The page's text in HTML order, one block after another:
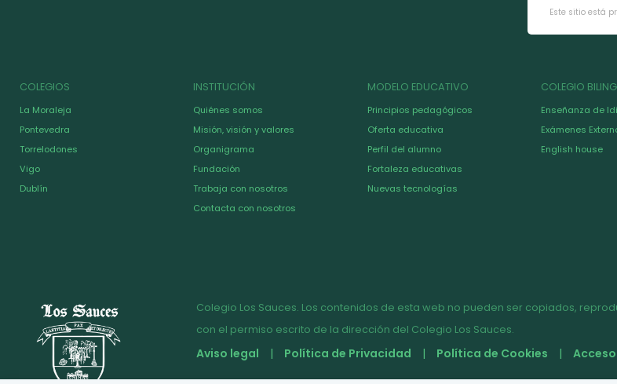
Este sitio está
COLEGIOS
La Moraleja
Pontevedra
Torrelodones
Vigo
Dublín
INSTITUCIÓN
Quiénes somos
Misión, visión y valores
Organigrama
Fundación
Trabaja con nosotros
Contacta con nosotros
MODELO EDUCATIVO
Principios pedagógicos
Oferta educativa
Perfil del alumno
Fortaleza educativas
Nuevas tecnologías
COLEGIO
Enseñanza de
Exámenes
English house
Colegio Los Sauces. Los contenidos de esta web no pueden ser copiados,
con el permiso escrito de la dirección del Colegio Los Sauces.
Aviso legal Política de Privacidad Política de Cookies